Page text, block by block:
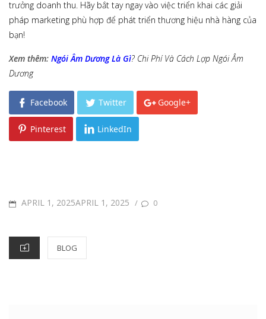
trưởng doanh thu. Hãy bắt tay ngay vào việc triển khai các giải
pháp marketing phù hợp để phát triển thương hiệu nhà hàng của
bạn!
Xem thêm: Ngói Âm Dương Là Gì? Chi Phí Và Cách Lợp Ngói Âm
Dương
Facebook Twitter Google+
Pinterest LinkedIn
POSTED
APRIL 1, 2025APRIL 1, 2025 / 0
CATEGORIES
BLOG